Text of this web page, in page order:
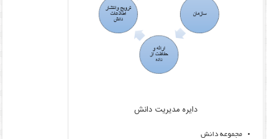
دایره مدیریت دانش
مجموعه دانش